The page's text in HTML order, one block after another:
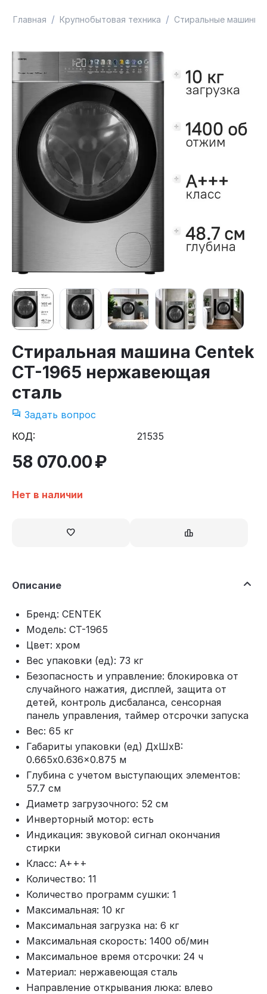
Главная / Крупнобытовая техника / Стиральные машины
Стиральная машина Centek
CT-1965 нержавеющая
сталь
Задать вопрос
КОД:
21535
58 070.00₽
Нет в наличии
Описание
Бренд: CENTEK
Модель: CT-1965
Цвет: хром
Вес упаковки (ед): 73 кг
Безопасность и управление: блокировка от
случайного нажатия, дисплей, защита от
детей, контроль дисбаланса, сенсорная
панель управления, таймер отсрочки запуска
Вес: 65 кг
Габариты упаковки (ед) ДхШхВ:
0.665x0.636x0.875 м
Глубина с учетом выступающих элементов:
57.7 см
Диаметр загрузочного: 52 см
Инверторный мотор: есть
Индикация: звуковой сигнал окончания
стирки
Класс: A+++
Количество: 11
Количество программ сушки: 1
Максимальная: 10 кг
Максимальная загрузка на: 6 кг
Максимальная скорость: 1400 об/мин
Максимальное время отсрочки: 24 ч
Материал: нержавеющая сталь
Направление открывания люка: влево